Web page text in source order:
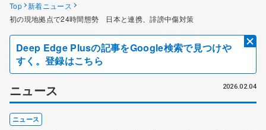
Top 新着ニュース
初の現地拠点で24時間態勢 日本と連携、誹謗中傷対策
Deep Edge Plusの記事をGoogle検索で見つけや
すく。登録はこちら
ニュース 2026.02.04
ニュース